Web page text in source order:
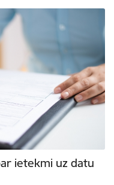
ietekmi uz datu